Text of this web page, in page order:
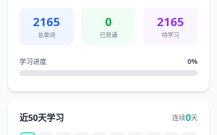
2165
总单词
0
已背诵
2165
待学习
学习进度 0%
近50天学习 连续0天